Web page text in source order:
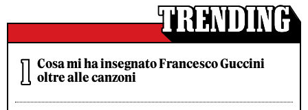
Cosa mi ha insegnato Francesco Guccini
oltre alle canzoni